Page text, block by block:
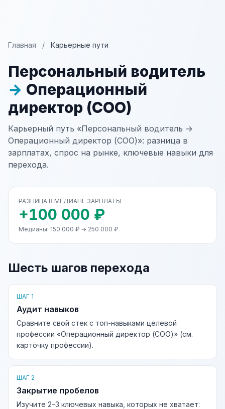
Главная / Карьерные пути
Персональный водитель
→ Операционный
директор (COO)
Карьерный путь «Персональный водитель →
Операционный директор (COO)»: разница в
зарплатах, спрос на рынке, ключевые навыки для
перехода.
РАЗНИЦА В МЕДИАНЕ ЗАРПЛАТЫ
+100 000 ₽
Медианы: 150 000 ₽ → 250 000 ₽
Шесть шагов перехода
ШАГ 1
Аудит навыков
Сравните свой стек с топ-навыками целевой
профессии «Операционный директор (COO)» (см.
карточку профессии).
ШАГ 2
Закрытие пробелов
Изучите 2–3 ключевых навыка, которых не хватает: